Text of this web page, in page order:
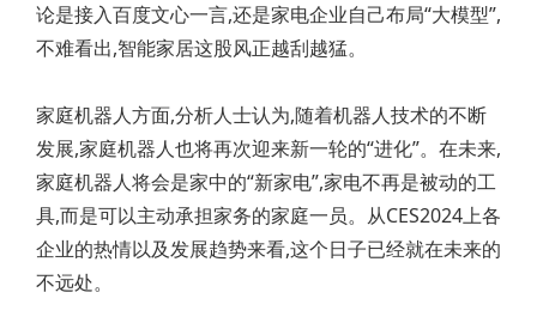
论是接入百度文心一言,还是家电企业自己布局“大模型”,
不难看出,智能家居这股风正越刮越猛。
家庭机器人方面,分析人士认为,随着机器人技术的不断
发展,家庭机器人也将再次迎来新一轮的“进化”。在未来,
家庭机器人将会是家中的“新家电”,家电不再是被动的工
具,而是可以主动承担家务的家庭一员。从CES2024上各
企业的热情以及发展趋势来看,这个日子已经就在未来的
不远处。